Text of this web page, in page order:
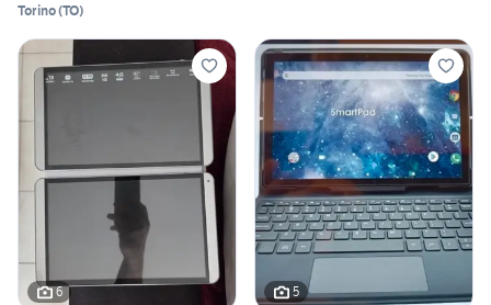
Torino(TO)
6 5